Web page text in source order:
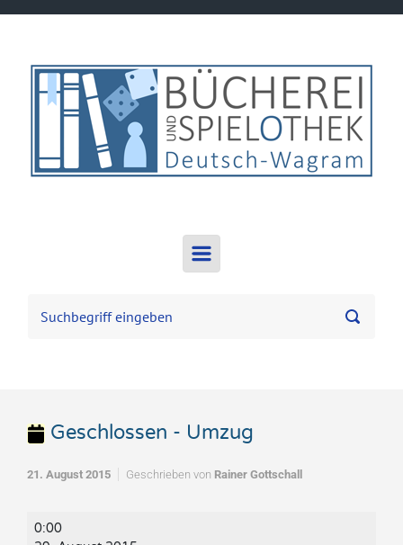
Geschlossen - Umzug
21. August 2015 Geschrieben von Rainer Gottschall
Geschlossen
0:00